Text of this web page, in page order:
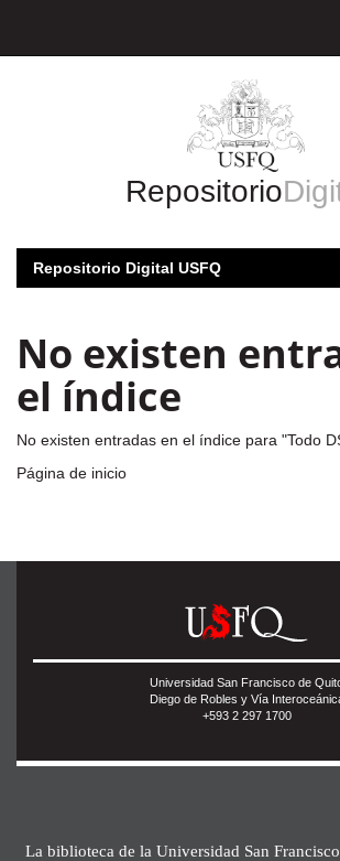
Repositorio
Repositorio Digital USFQ
No existen
el índice
No existen entradas en el índice para "Todo
Página de inicio
Universidad San Francisco de
Diego de Robles y Vía
+593 2 297 1700
La biblioteca de la Universidad San